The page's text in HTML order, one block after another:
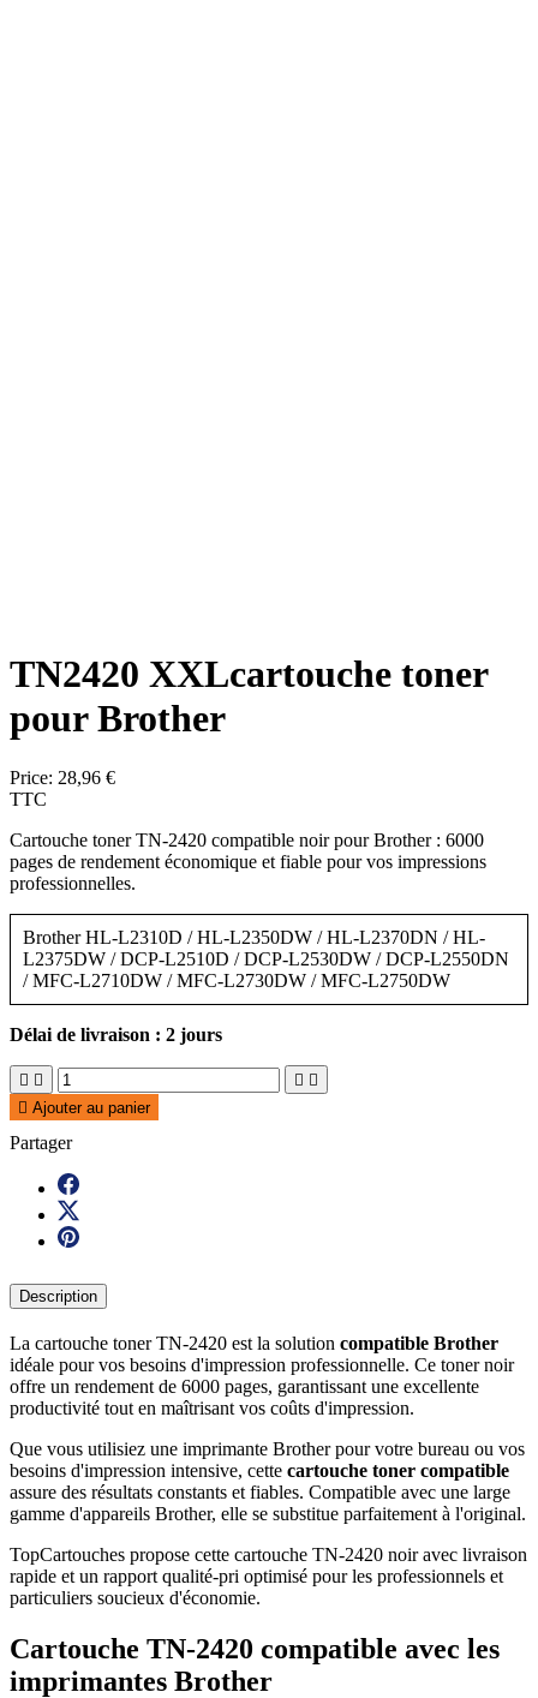
TN2420 XXLcartouche toner
pour Brother
Price: 28,96 €
TTC
Cartouche toner TN-2420 compatible noir pour Brother : 6000
pages de rendement économique et fiable pour vos impressions
professionnelles.
Brother HL-L2310D / HL-L2350DW / HL-L2370DN / HL-
L2375DW / DCP-L2510D / DCP-L2530DW / DCP-L2550DN
/ MFC-L2710DW / MFC-L2730DW / MFC-L2750DW
Délai de livraison : 2 jours
   
 Ajouter au panier
Partager
Description
La cartouche toner TN-2420 est la solution compatible Brother
idéale pour vos besoins d'impression professionnelle. Ce toner noir
offre un rendement de 6000 pages, garantissant une excellente
productivité tout en maîtrisant vos coûts d'impression.
Que vous utilisiez une imprimante Brother pour votre bureau ou vos
besoins d'impression intensive, cette cartouche toner compatible
assure des résultats constants et fiables. Compatible avec une large
gamme d'appareils Brother, elle se substitue parfaitement à l'original.
TopCartouches propose cette cartouche TN-2420 noir avec livraison
rapide et un rapport qualité-pri optimisé pour les professionnels et
particuliers soucieux d'économie.
Cartouche TN-2420 compatible avec les
imprimantes Brother